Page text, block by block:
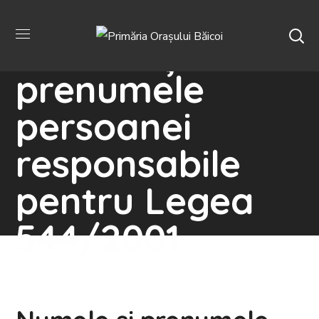
Numele și
prenumele
persoanei
responsabile
pentru Legea
544/2001